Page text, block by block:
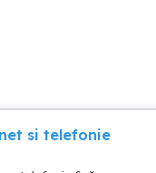
si telefonie